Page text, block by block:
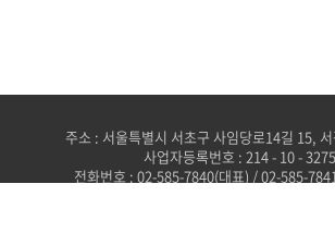
주소 : 서울특별시 서초구 사임당로14길 15,
사업자등록번호 : 214 - 10 -
전화번호 : 02-585-7840(대표) / 02-585-